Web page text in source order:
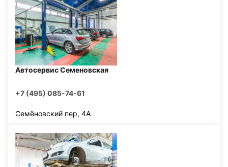
Автосервис Семеновская
+7 (495) 085-74-61
Семёновский пер, 4А